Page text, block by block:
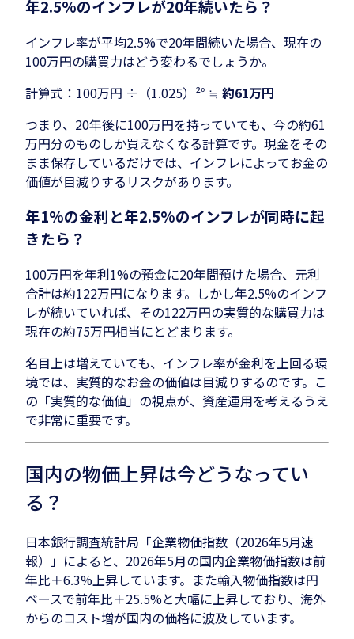
年2.5%のインフレが20年続いたら？
インフレ率が平均2.5%で20年間続いた場合、現在の
100万円の購買力はどう変わるでしょうか。
計算式：100万円 ÷（1.025）²⁰ ≒ 約61万円
つまり、20年後に100万円を持っていても、今の約61
万円分のものしか買えなくなる計算です。現金をその
まま保存しているだけでは、インフレによってお金の
価値が目減りするリスクがあります。
年1%の金利と年2.5%のインフレが同時に起
きたら？
100万円を年利1%の預金に20年間預けた場合、元利
合計は約122万円になります。しかし年2.5%のインフ
レが続いていれば、その122万円の実質的な購買力は
現在の約75万円相当にとどまります。
名目上は増えていても、インフレ率が金利を上回る環
境では、実質的なお金の価値は目減りするのです。こ
の「実質的な価値」の視点が、資産運用を考えるうえ
で非常に重要です。
国内の物価上昇は今どうなってい
る？
日本銀行調査統計局「企業物価指数（2026年5月速
報）」によると、2026年5月の国内企業物価指数は前
年比＋6.3%上昇しています。また輸入物価指数は円
ベースで前年比＋25.5%と大幅に上昇しており、海外
からのコスト増が国内の価格に波及しています。